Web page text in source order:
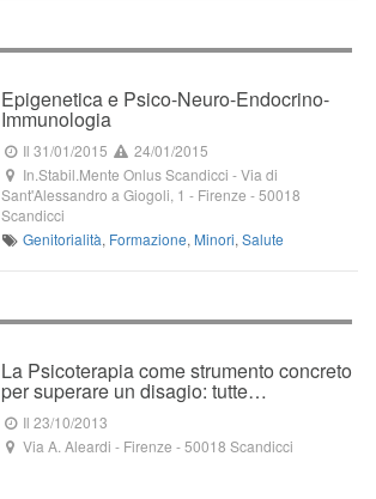
Epigenetica e Psico-Neuro-Endocrino-
Immunologia
Il 31/01/2015
24/01/2015
In.Stabil.Mente Onlus Scandicci -Via di
Sant'Alessandro a Giogoli, 1 - Firenze -50018
Scandicci
Genitorialità, Formazione, Minori,Salute
La Psicoterapia come strumento concreto
per superare un disagio: tutte…
Il 23/10/2013
Via A. Aleardi - Firenze -50018 Scandicci